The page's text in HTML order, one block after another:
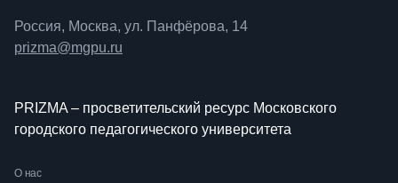
Россия, Москва, ул. Панфёрова, 14
prizma@mgpu.ru
PRIZMA – просветительский ресурс Московского
городского педагогического университета
О нас